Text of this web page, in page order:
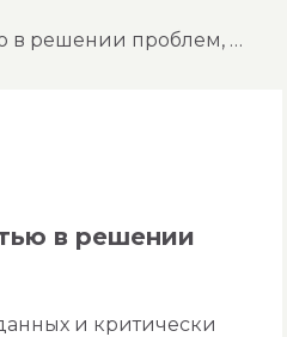
эффективны ли существующие методы борьбы с киберпреступностью в решении проблем, связанных с кражей данных?
в решении
и критически